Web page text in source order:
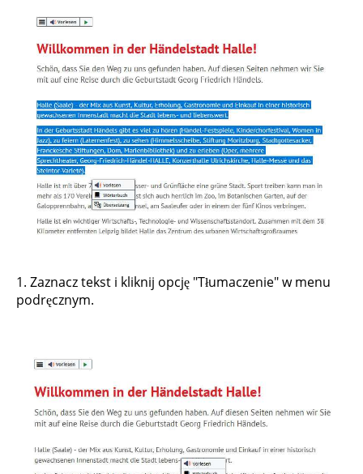
1. Zaznacz tekst i kliknij opcję "Tłumaczenie" w menu
podręcznym.